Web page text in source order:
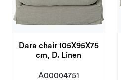
Dara chair 105X95X75
cm, D. Linen
A00004751